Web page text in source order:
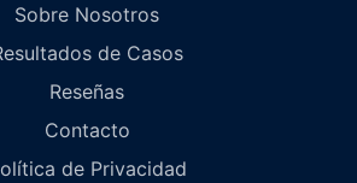
Sobre Nosotros
de Casos
Reseñas
Contacto
de Privacidad